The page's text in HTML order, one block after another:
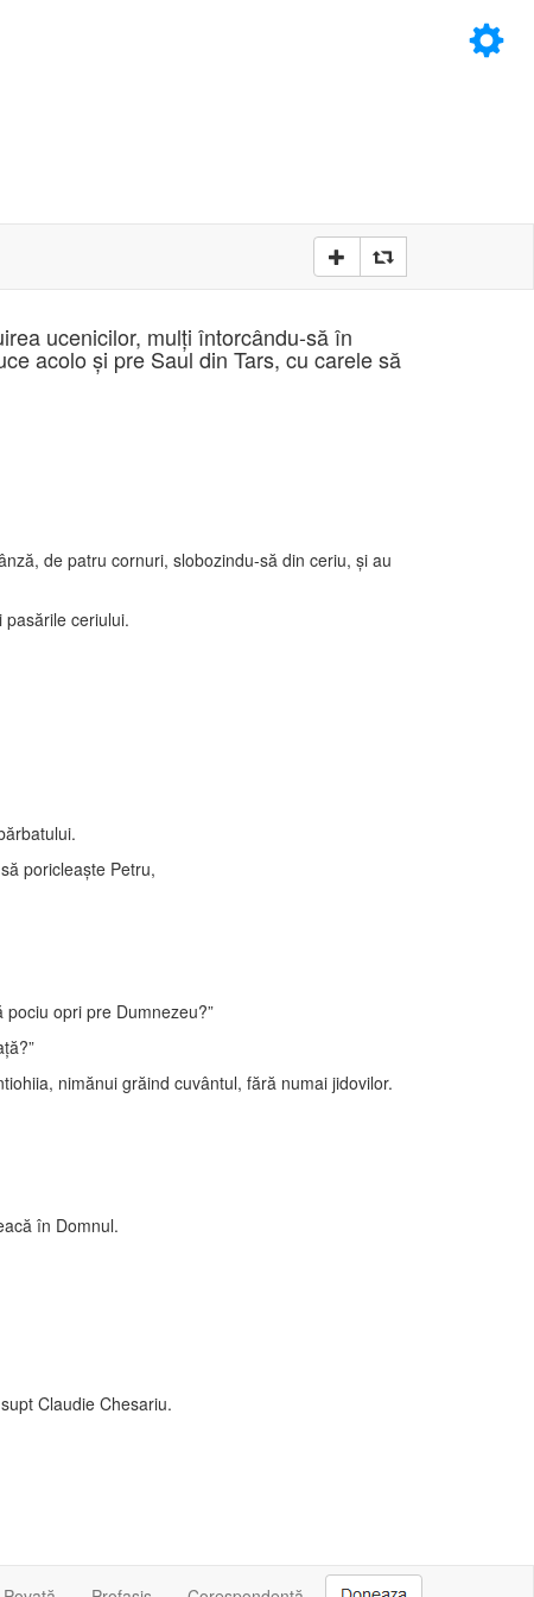
×
ucenicilor, mulţi întorcându-să în
acolo şi pre Saul din Tars, cu carele să
de patru cornuri, slobozindu-să din ceriu, şi au
ceriului.
poricleaşte Petru,
opri pre Dumnezeu?”
nimănui grăind cuvântul, fără numai jidovilor.
în Domnul.
Claudie Chesariu.